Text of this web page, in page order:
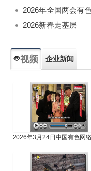
2026年全国两会有
2026新春走基层
视频 企业新闻